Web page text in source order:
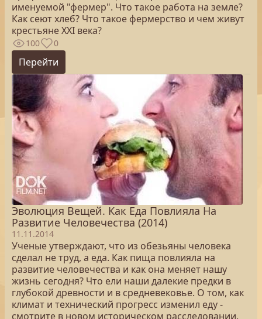
именуемой "фермер". Что такое работа на земле?
Как сеют хлеб? Что такое фермерство и чем живут
крестьяне XXI века?
100 0
Перейти
Эволюция Вещей. Как Еда Повлияла На
Развитие Человечества (2014)
11.11.2014
Ученые утверждают, что из обезьяны человека
сделал не труд, а еда. Как пища повлияла на
развитие человечества и как она меняет нашу
жизнь сегодня? Что ели наши далекие предки в
глубокой древности и в средневековье. О том, как
климат и технический прогресс изменил еду -
смотрите в новом историческом расследовании.